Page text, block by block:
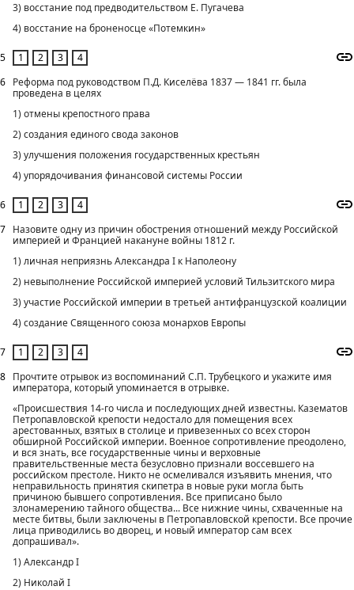
5
3) восстание под предводительством Е. Пугачева
4) восстание на броненосце «Потемкин»
6
6
Реформа под руководством П.Д. Киселёва 1837 — 1841 гг. была
проведена в целях
1) отмены крепостного права
2) создания единого свода законов
3) улучшения положения государственных крестьян
4) упорядочивания финансовой системы России
7
7
Назовите одну из причин обострения отношений между Российской
империей и Францией накануне войны 1812 г.
1) личная неприязнь Александра I к Наполеону
2) невыполнение Российской империей условий Тильзитского мира
3) участие Российской империи в третьей антифранцузской коалиции
4) создание Священного союза монархов Европы
8
Прочтите отрывок из воспоминаний С.П. Трубецкого и укажите имя
императора, который упоминается в отрывке.
«Происшествия 14-го числа и последующих дней известны. Казематов
Петропавловской крепости недостало для помещения всех
арестованных, взятых в столице и привезенных со всех сторон
обширной Российской империи. Военное сопротивление преодолено,
и вся знать, все государственные чины и верховные
правительственные места безусловно признали воссевшего на
российском престоле. Никто не осмеливался изъявить мнения, что
неправильность принятия скипетра в новые руки могла быть
причиною бывшего сопротивления. Все приписано было
злонамерению тайного общества... Все нижние чины, схваченные на
месте битвы, были заключены в Петропавловской крепости. Все прочие
лица приводились во дворец, и новый император сам всех
допрашивал».
1) Александр I
2) Николай I